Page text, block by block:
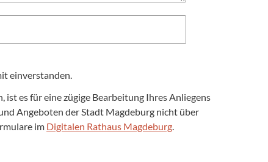
einverstanden.
es für eine zügige Bearbeitung Ihres Anliegens
Angeboten der Stadt Magdeburg nicht über
im Digitalen Rathaus Magdeburg